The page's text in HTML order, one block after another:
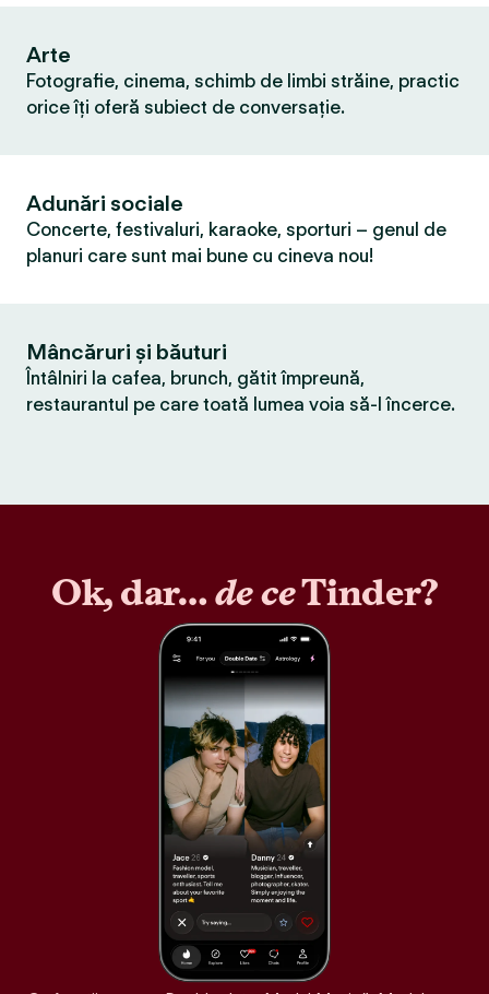
Arte
Fotografie, cinema, schimb de limbi străine, practic
orice îți oferă subiect de conversație.
Adunări sociale
Concerte, festivaluri, karaoke, sporturi – genul de
planuri care sunt mai bune cu cineva nou!
Mâncăruri și băuturi
Întâlniri la cafea, brunch, gătit împreună,
restaurantul pe care toată lumea voia să-l încerce.
Ok, dar…de ceTinder?